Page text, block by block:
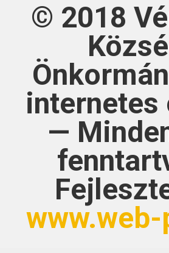
© 2018
internetes
—